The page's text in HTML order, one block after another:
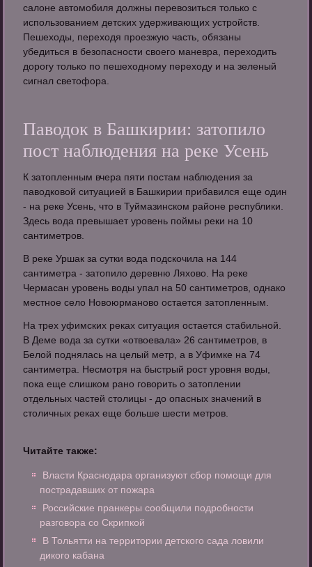
салоне автомобиля должны перевозиться только с
использованием детских удерживающих устройств.
Пешеходы, переходя проезжую часть, обязаны
убедиться в безопасности своего маневра, переходить
дорогу только по пешеходному переходу и на зеленый
сигнал светофора.
Паводок в Башкирии: затопило
пост наблюдения на реке Усень
К затопленным вчера пяти постам наблюдения за
паводковой ситуацией в Башкирии прибавился еще один
- на реке Усень, что в Туймазинском районе республики.
Здесь вода превышает уровень поймы реки на 10
сантиметров.
В реке Уршак за сутки вода подскочила на 144
сантиметра - затопило деревню Ляхово. На реке
Чермасан уровень воды упал на 50 сантиметров, однако
местное село Новоюрманово остается затопленным.
На трех уфимских реках ситуация остается стабильной.
В Деме вода за сутки «отвоевала» 26 сантиметров, в
Белой поднялась на целый метр, а в Уфимке на 74
сантиметра. Несмотря на быстрый рост уровня воды,
пока еще слишком рано говорить о затоплении
отдельных частей столицы - до опасных значений в
столичных реках еще больше шести метров.
Читайте также:
Власти Краснодара организуют сбор помощи для
пострадавших от пожара
Российские пранкеры сообщили подробности
разговора со Скрипкой
В Тольятти на территории детского сада ловили
дикого кабана